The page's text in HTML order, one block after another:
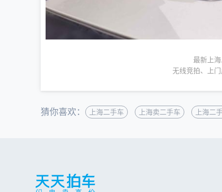
最新上
无线竞拍、上
猜你喜欢： 上海二手车 上海卖二手车 上海二